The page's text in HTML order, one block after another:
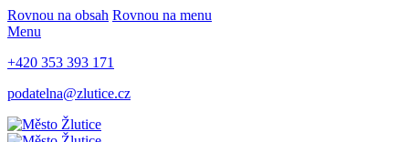
Rovnou na obsah Rovnou na menu
Menu
+420 353 393 171
podatelna@zlutice.cz